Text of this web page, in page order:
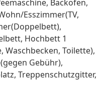
Backofen,
Esszimmer(TV,
Hochbett 1
Waschbecken, Toilette),
Gebühr),
Treppenschutzgitter,